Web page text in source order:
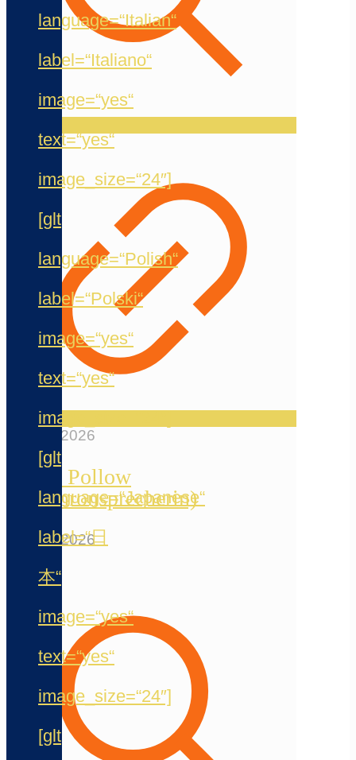
language=“Italian“
label=“Italiano“
image=“yes“
text=“yes“
image_size=“24″]
[glt
language=“Polish“
label=“Polski“
image=“yes“
text=“yes“
image_size=“24″]
[glt
language=“Japanese“
label=“日
本“
image=“yes“
text=“yes“
image_size=“24″]
[glt
23. Mai 2026
Peggy Pollow
(Synchronsprecherin)
20. Mai 2026